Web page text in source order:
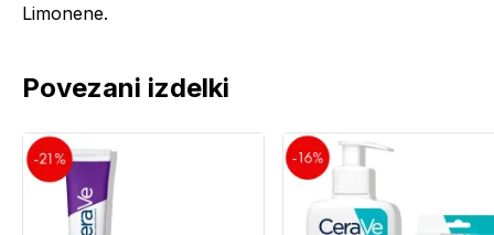
Limonene.
Povezani izdelki